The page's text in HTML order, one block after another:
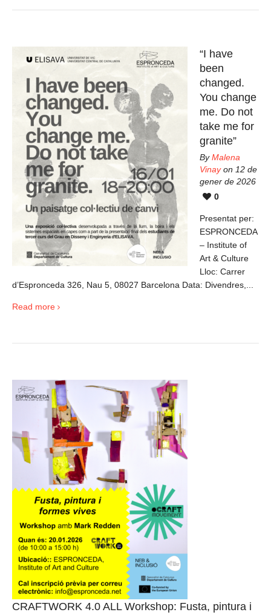
“I have
been
changed.
You change
me. Do not
take me for
granite”
ByMalena
Vinayon 12 de
gener de 2026
0
Presentat per:
ESPRONCEDA
– Institute of
Art & Culture
Lloc: Carrer
d’Espronceda 326, Nau 5, 08027 Barcelona Data: Divendres,...
Read more
CRAFTWORK 4.0 ALL Workshop: Fusta, pintura i